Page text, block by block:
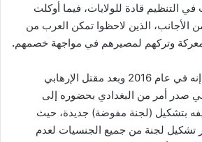
في التنظيم قادة للولايات، فيما أوكلت
الأجانب، الذين لاحظوا تمكن العرب من
وتركهم لمصيرهم في مواجهة خصمهم.
وقال القيادي الداعشي إنه في عام 2016 وبعد مقتل الإرهابي
صدر أمر من البغدادي بحضوره إلى
بتشكيل (لجنة مفوضة) جديدة، حيث
تشكيل لجنة من جميع الجنسيات لعدم